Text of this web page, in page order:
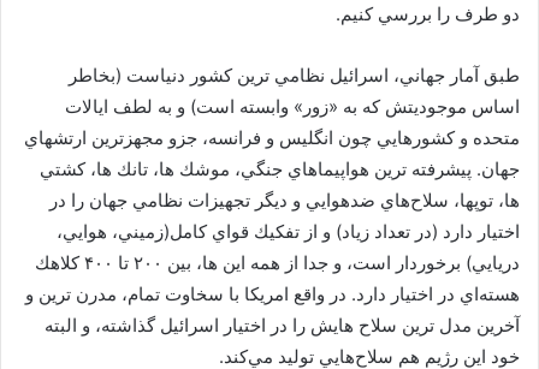
دو طرف را بررسي كنيم.
طبق آمار جهاني، اسرائيل نظامي ترين كشور دنياست (بخاطر
اساس موجوديتش كه به «زور» وابسته است) و به لطف ايالات
متحده و كشورهايي چون انگليس و فرانسه، جزو مجهزترين ارتشهاي
جهان. پيشرفته ترين هواپيماهاي جنگي، موشك ها، تانك ها، كشتي
ها، توپها، سلاح‌هاي ضدهوايي و ديگر تجهيزات نظامي جهان را در
اختيار دارد (در تعداد زياد) و از تفكيك قواي كامل(زميني، هوايي،
دريايي) برخوردار است، و جدا از همه اين ها، بين ۲۰۰ تا ۴۰۰ كلاهك
هسته‌اي در اختيار دارد. در واقع امريكا با سخاوت تمام، مدرن ترين و
آخرين مدل ترين سلاح هايش را در اختيار اسرائيل گذاشته، و البته
خود اين رژيم هم سلاح‌هايي توليد مي‌كند.